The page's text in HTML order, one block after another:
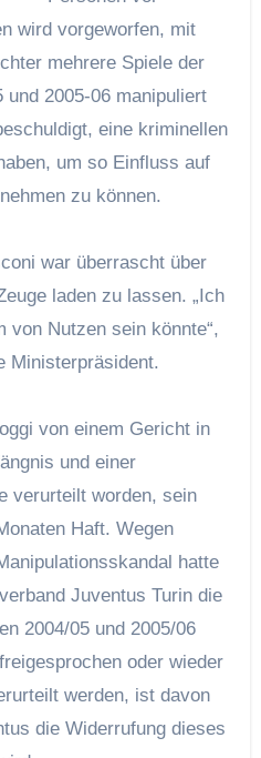
wird vorgeworfen, mit
mehrere Spiele der
2005-06 manipuliert
eine kriminellen
um so Einfluss auf
zu können.
war überrascht über
laden zu lassen. „Ich
Nutzen sein könnte“,
Ministerpräsident.
von einem Gericht in
und einer
verurteilt worden, sein
Haft. Wegen
hatte
Juventus Turin die
2004/05 und 2005/06
oder wieder
werden, ist davon
die Widerrufung dieses